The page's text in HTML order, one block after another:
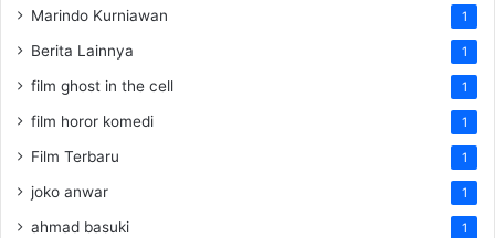
Marindo Kurniawan 1
Berita Lainnya 1
film ghost in the cell 1
film horor komedi 1
Film Terbaru 1
joko anwar 1
ahmad basuki 1